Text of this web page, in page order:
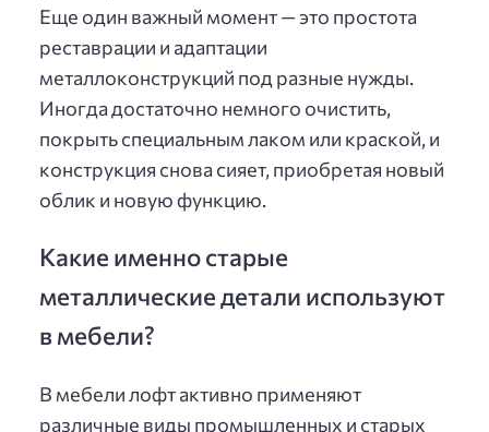
Еще один важный момент — это простота
реставрации и адаптации
металлоконструкций под разные нужды.
Иногда достаточно немного очистить,
покрыть специальным лаком или краской, и
конструкция снова сияет, приобретая новый
облик и новую функцию.
Какие именно старые
металлические детали используют
в мебели?
В мебели лофт активно применяют
различные виды промышленных и старых